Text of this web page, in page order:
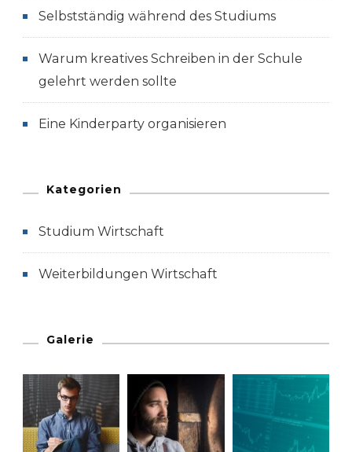
Selbstständig während des Studiums
Warum kreatives Schreiben in der Schule
gelehrt werden sollte
Eine Kinderparty organisieren
Kategorien
Studium Wirtschaft
Weiterbildungen Wirtschaft
Galerie